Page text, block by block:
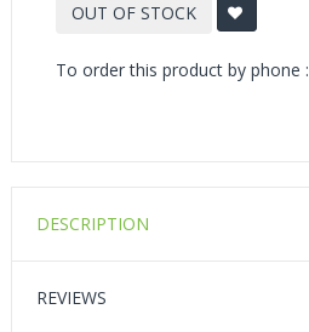
OUT OF STOCK
To order this product by phone :
DESCRIPTION
REVIEWS